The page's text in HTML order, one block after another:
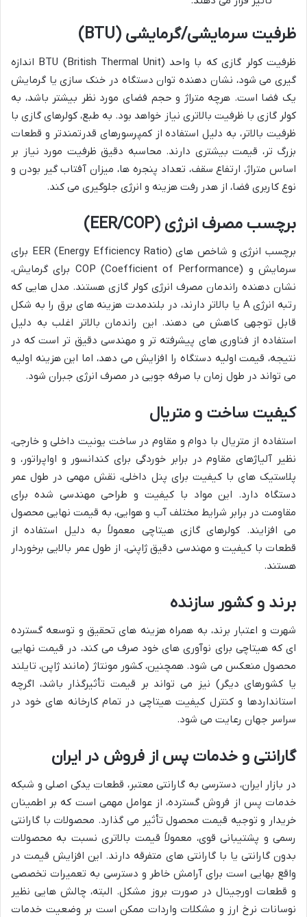
ظرفیت سرمایشی/گرمایشی (BTU)
ظرفیت کولر گازی که با واحد BTU (British Thermal Unit) اندازه
گیری می شود، نشان دهنده توان دستگاه در خنک سازی یا گرمایش
یک فضا است. هرچه متراژ و حجم فضای مورد نظر بیشتر باشد، به
کولر گازی با ظرفیت بالاتری نیاز خواهد بود. به طبع، کولرهای گازی با
ظرفیت بالاتر، به دلیل استفاده از کمپرسورهای قدرتمندتر و قطعات
بزرگ تر، قیمت بیشتری دارند. محاسبه دقیق ظرفیت مورد نیاز بر
اساس متراژ، ارتفاع سقف، تعداد پنجره ها، میزان آفتاب گیر بودن و
نوع کاربری فضا، از هدر رفت هزینه و انرژی جلوگیری می کند.
برچسب مصرف انرژی (EER/COP)
برچسب انرژی و شاخص های EER (Energy Efficiency Ratio) برای
سرمایش و COP (Coefficient of Performance) برای گرمایش،
نشان دهنده راندمان مصرف انرژی کولر گازی هستند. مدل هایی که
رتبه انرژی A یا بالاتر دارند، در بلندمدت هزینه های برق را به شکل
قابل توجهی کاهش می دهند. این راندمان بالاتر اغلب به دلیل
استفاده از فناوری های پیشرفته تر و مهندسی دقیق تر است که در
نتیجه، قیمت اولیه دستگاه را افزایش می دهد، اما این هزینه اولیه
می تواند در طول زمان با صرفه جویی در مصرف انرژی جبران شود.
کیفیت ساخت و متریال
استفاده از متریال با دوام و مقاوم در ساخت یونیت داخلی و خارجی،
نظیر آلیاژهای مقاوم در برابر خوردگی برای کندانسور و اواپراتور، و
پلاستیک های با کیفیت برای پنل داخلی، نقش مهمی در طول عمر
دستگاه دارد. این مواد با کیفیت و طراحی مهندسی شده برای
مقاومت در برابر شرایط مختلف آب و هوایی، به قیمت نهایی محصول
می افزایند. کولرهای گازی هیتاچی معمولاً به دلیل استفاده از
قطعات با کیفیت و مهندسی دقیق ژاپنی، از طول عمر بالایی برخوردار
هستند.
برند و کشور سازنده
شهرت و اعتبار برند، به همراه هزینه های تحقیق و توسعه گسترده
ای که هیتاچی برای نوآوری های خود صرف می کند، در قیمت نهایی
محصول منعکس می شود. همچنین، کشور مونتاژ (مانند ژاپن، تایلند
یا کشورهای دیگر) نیز می تواند بر قیمت تأثیرگذار باشد، اگرچه
استانداردها و کنترل کیفیت هیتاچی در تمام کارخانه های خود در
سراسر جهان رعایت می شود.
گارانتی و خدمات پس از فروش در ایران
در بازار ایران، دسترسی به گارانتی معتبر، قطعات یدکی اصلی و شبکه
خدمات پس از فروش گسترده، از عوامل مهمی است که بر اطمینان
خریدار و توجیه قیمت محصول تأثیر می گذارد. محصولات با گارانتی
رسمی و پشتیبانی قوی، معمولاً قیمت بالاتری نسبت به محصولات
بدون گارانتی یا با گارانتی های متفرقه دارند. این افزایش قیمت در
واقع بهایی است برای آرامش خاطر و دسترسی به تعمیرات تخصصی
و قطعات اورجینال در صورت بروز مشکل. البته، چالش هایی نظیر
نوسانات نرخ ارز و مشکلات واردات ممکن است بر وضعیت خدمات